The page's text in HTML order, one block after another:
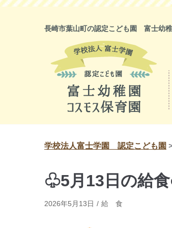
プ
長崎市葉山町の認定こども園 富士幼
学校法人富士学園 認定こども園
♧5月13日の給
2026年5月13日 給 食